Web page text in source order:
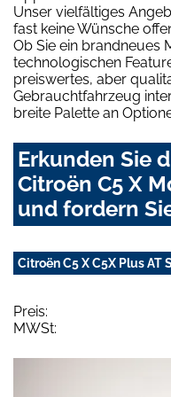
Unser vielfältiges
fast keine Wünsche
Ob Sie ein brandneues
technologischen
preiswertes, aber
Gebrauchtfahrzeug
breite Palette an
Erkunden Sie
Citroën C5 X
und fordern
Citroën C5 X C5X Plus AT
Preis:
MWSt: